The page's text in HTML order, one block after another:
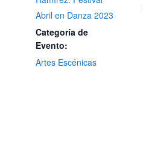
Abril en Danza 2023
Categoría de
Evento:
Artes Escénicas